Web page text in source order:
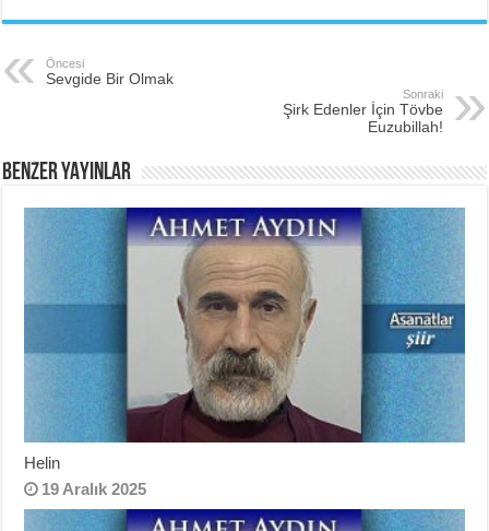
Öncesi
Sevgide Bir Olmak
Sonraki
Şirk Edenler İçin Tövbe
Euzubillah!
BENZER YAYINLAR
Helin
19 Aralık 2025